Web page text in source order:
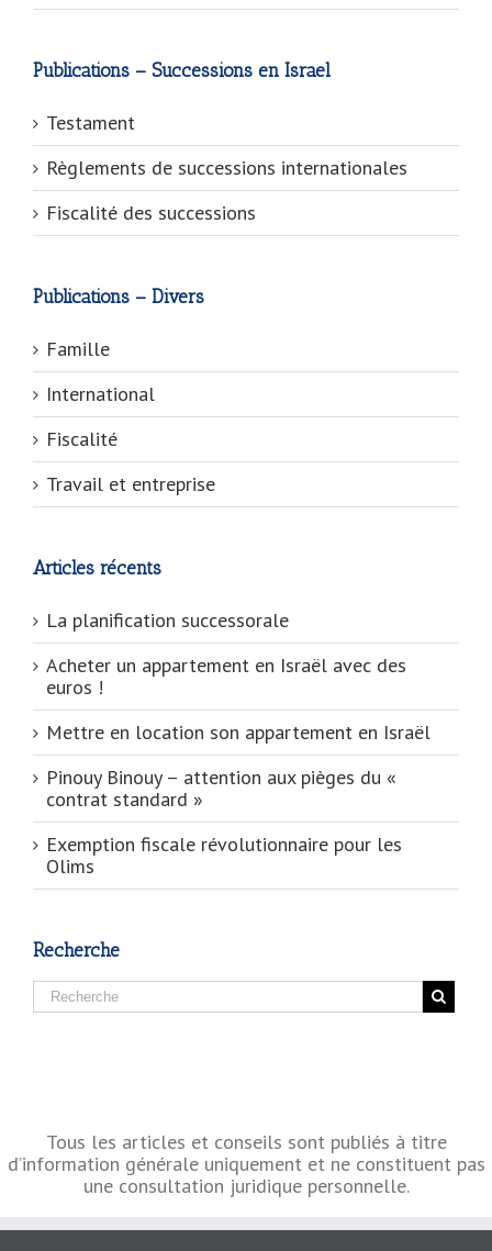
Publications – Successions en Israel
Testament
Règlements de successions internationales
Fiscalité des successions
Publications – Divers
Famille
International
Fiscalité
Travail et entreprise
Articles récents
La planification successorale
Acheter un appartement en Israël avec des
euros !
Mettre en location son appartement en Israël
Pinouy Binouy – attention aux pièges du «
contrat standard »
Exemption fiscale révolutionnaire pour les
Olims
Recherche
Tous les articles et conseils sont publiés à titre
d’information générale uniquement et ne constituent pas
une consultation juridique personnelle.